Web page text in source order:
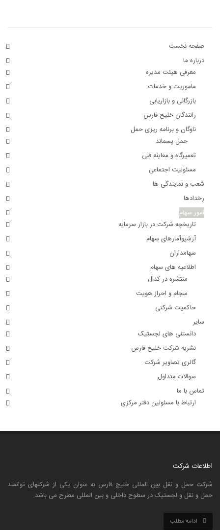
درباره ما
معرفی هیئت مدیره
ماموریت و خدمات
بازرگانی و بازاریابی
رانندگان خلیج فارس
ناوگان و برنامه ریزی حمل
حمل پسماند
تعمیرگاه و معاینه فنی
مسئولیت اجتماعی
شعب و نمایندگی ها
رخدادها
امور سهام
تاریخچه شرکت در بازار سرمایه
آرشیوآمارهای سهام
سهامداران
اطلاعیه های سهام
منتشره در کدال
سجام و احراز هویت
حاکمیت شرکتی
سایر
دانستنی های لجستیک
نشریه شرکت خلیج فارس
گالری تصاویر شرکت
سوالات متداول
تماس با ما
ارتباط با مسئولین دفتر مرکزی
شرکت حمل و نقل بین المللی خلیج فارس به عنوان یکی از شرکتهای توانمند
حمل و نقل و لجستیک در سطوح داخلی و بین المللی مطرح می باشد.